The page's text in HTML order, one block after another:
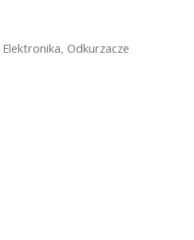
Elektronika,Odkurzacze